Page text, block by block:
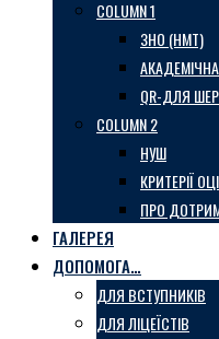
COLUMN 1
ЗНО (НМТ)
QR-ДЛЯ
COLUMN 2
НУШ
КРИТЕРІЇ
ПРО
ГАЛЕРЕЯ
ДОПОМОГА…
ДЛЯ ВСТУПНИКІВ
ДЛЯ ЛІЦЕЇСТІВ